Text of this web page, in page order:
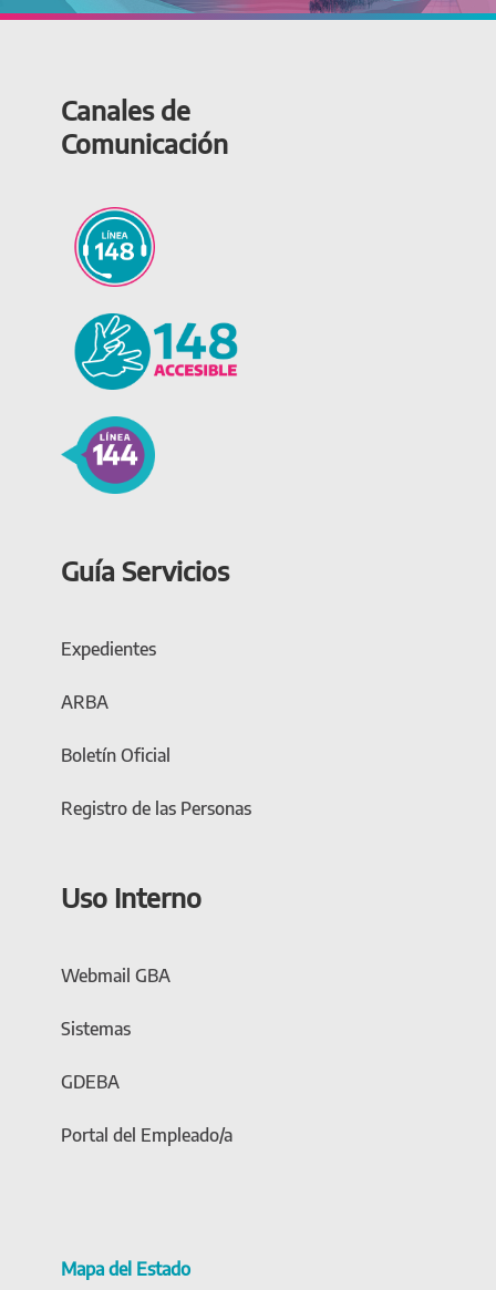
Canales de
Comunicación
Guía Servicios
Expedientes
ARBA
Boletín Oficial
Registro de las Personas
Uso Interno
Webmail GBA
Sistemas
GDEBA
Portal del Empleado/a
Mapa del Estado